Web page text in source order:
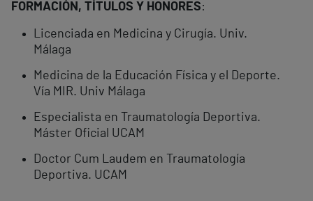
FORMACIÓN, TÍTULOS Y HONORES:
Licenciada en Medicina y Cirugía. Univ.
Málaga
Medicina de la Educación Física y el Deporte.
Vía MIR. Univ Málaga
Especialista en Traumatología Deportiva.
Máster Oficial UCAM
Doctor Cum Laudem en Traumatología
Deportiva. UCAM